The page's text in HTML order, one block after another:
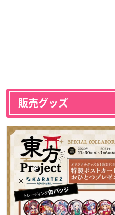
販売グッズ